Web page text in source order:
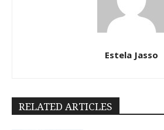
Estela Jasso
RELATED ARTICLES